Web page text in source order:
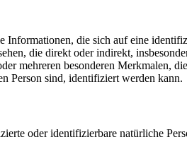
Informationen, die sich auf eine
die direkt oder indirekt,
mehreren besonderen Merkmalen,
Person sind, identifiziert werden kann.
oder identifizierbare natürliche